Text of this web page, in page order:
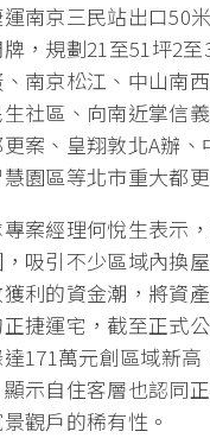
運南京三民站出口50
，規劃21至51坪2
南京松江、中山南
社區、向南近掌信
案、皇翔敦北A辦、
園區等北市重大都
案經理何悅生表示
吸引不少區域內換
利的資金潮，將資
捷運宅，截至正式
171萬元創區域新高
示自住客層也認同
觀戶的稀有性。